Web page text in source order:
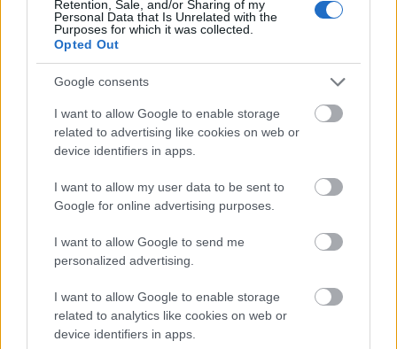
Retention, Sale, and/or Sharing of my
Personal Data that Is Unrelated with the
Purposes for which it was collected.
Opted Out
Google consents
I want to allow Google to enable storage
related to advertising like cookies on web or
device identifiers in apps.
I want to allow my user data to be sent to
Google for online advertising purposes.
I want to allow Google to send me
personalized advertising.
I want to allow Google to enable storage
related to analytics like cookies on web or
device identifiers in apps.
kanskje har vært litt dårligere i, sier hun til
Langrenn.com.
Og etter det, har ting altså gått på skinner for Moa
senke skuldrene, og ikke trenger jage en OL-plass.
Se også:
Langrennsstjernen måtte operere: – Har saget